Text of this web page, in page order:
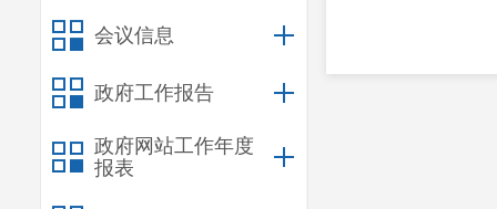
会议信息
政府工作报告
政府网站工作年度
报表